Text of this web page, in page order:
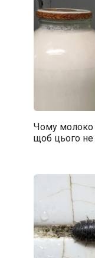
Чому молоко
щоб цього не